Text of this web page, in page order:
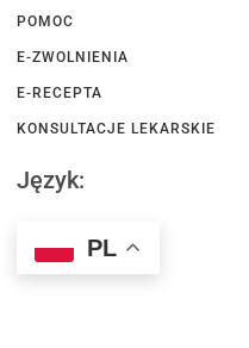
POMOC
E-ZWOLNIENIA
E-RECEPTA
KONSULTACJE LEKARSKIE
Język:
PL